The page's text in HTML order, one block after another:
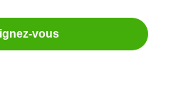
vous